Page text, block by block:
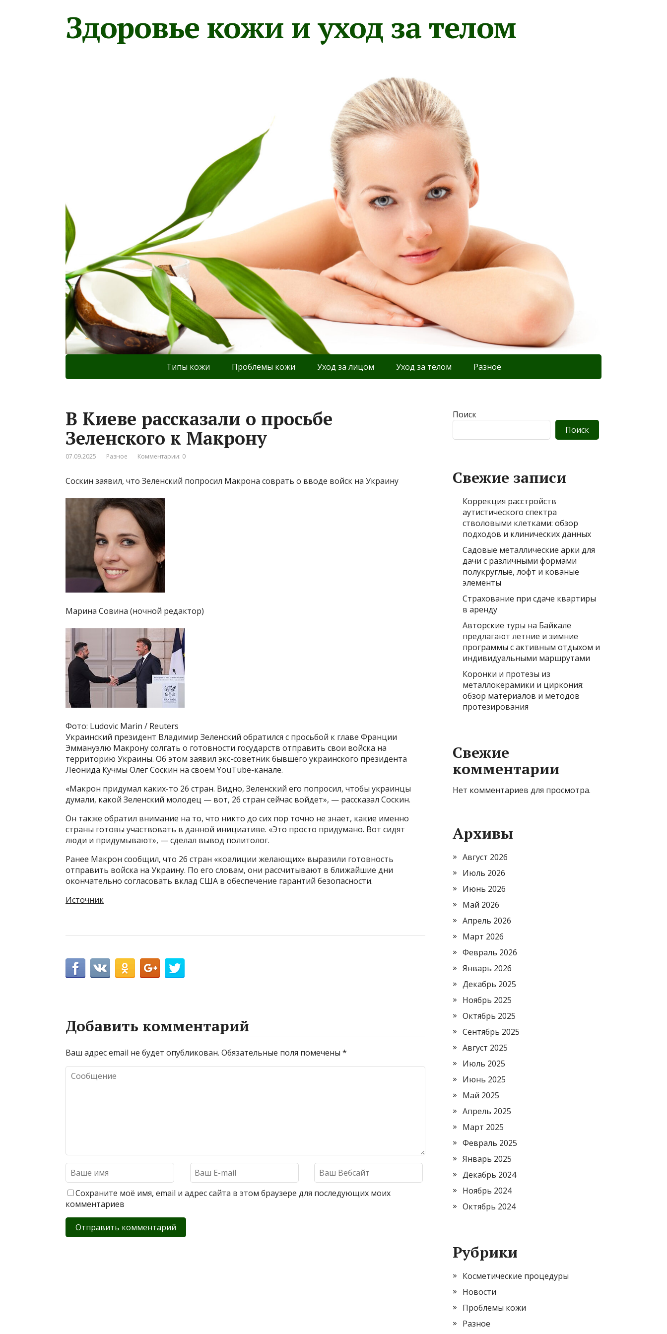
Здоровье кожи и уход за телом
Типы кожи Проблемы кожи Уход за лицом Уход за телом Разное
В Киеве рассказали о просьбе
Зеленского к Макрону
07.09.2025 Разное Комментарии: 0
Соскин заявил, что Зеленский попросил Макрона соврать о вводе войск на Украину
Марина Совина (ночной редактор)
Фото: Ludovic Marin / Reuters
Украинский президент Владимир Зеленский обратился с просьбой к главе Франции
Эммануэлю Макрону солгать о готовности государств отправить свои войска на
территорию Украины. Об этом заявил экс-советник бывшего украинского президента
Леонида Кучмы Олег Соскин на своем YouTube-канале.
«Макрон придумал каких-то 26 стран. Видно, Зеленский его попросил, чтобы украинцы
думали, какой Зеленский молодец — вот, 26 стран сейчас войдет», — рассказал Соскин.
Он также обратил внимание на то, что никто до сих пор точно не знает, какие именно
страны готовы участвовать в данной инициативе. «Это просто придумано. Вот сидят
люди и придумывают», — сделал вывод политолог.
Ранее Макрон сообщил, что 26 стран «коалиции желающих» выразили готовность
отправить войска на Украину. По его словам, они рассчитывают в ближайшие дни
окончательно согласовать вклад США в обеспечение гарантий безопасности.
Источник
Добавить комментарий
Ваш адрес email не будет опубликован. Обязательные поля помечены *
Сохраните моё имя, email и адрес сайта в этом браузере для последующих моих
комментариев
Поиск
Поиск
Свежие записи
Коррекция расстройств
аутистического спектра
стволовыми клетками: обзор
подходов и клинических данных
Садовые металлические арки для
дачи с различными формами
полукруглые, лофт и кованые
элементы
Страхование при сдаче квартиры
в аренду
Авторские туры на Байкале
предлагают летние и зимние
программы с активным отдыхом и
индивидуальными маршрутами
Коронки и протезы из
металлокерамики и циркония:
обзор материалов и методов
протезирования
Свежие
комментарии
Нет комментариев для просмотра.
Архивы
Август 2026
Июль 2026
Июнь 2026
Май 2026
Апрель 2026
Март 2026
Февраль 2026
Январь 2026
Декабрь 2025
Ноябрь 2025
Октябрь 2025
Сентябрь 2025
Август 2025
Июль 2025
Июнь 2025
Май 2025
Апрель 2025
Март 2025
Февраль 2025
Январь 2025
Декабрь 2024
Ноябрь 2024
Октябрь 2024
Рубрики
Косметические процедуры
Новости
Проблемы кожи
Разное